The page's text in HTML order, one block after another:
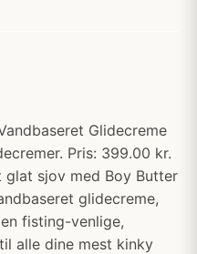
Glidecreme
Pris: 399.00 kr.
sjov med Boy Butter
glidecreme,
fisting-venlige,
alle dine mest kinky